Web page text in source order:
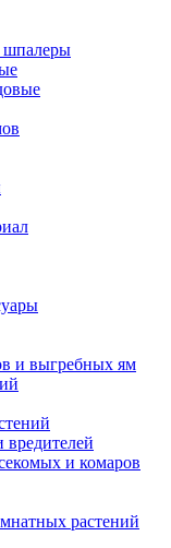
шпалеры
и выгребных ям
вредителей
и комаров
растений